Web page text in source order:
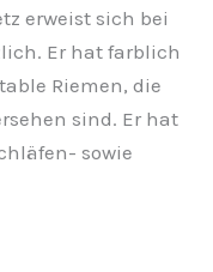
erweist sich bei
Er hat farblich
Riemen, die
sind. Er hat
sowie